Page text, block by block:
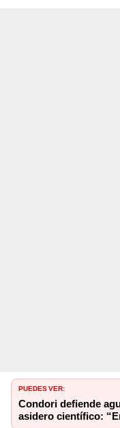
PUEDES VER:
Condori defiende
asidero científico: